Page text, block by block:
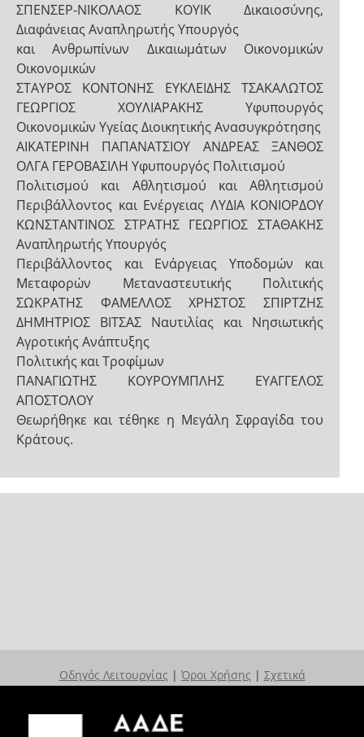
ΣΠΕΝΣΕΡ-ΝΙΚΟΛΑΟΣ ΚΟΥΙΚ Δικαιοσύνης,
Διαφάνειας Αναπληρωτής Υπουργός
και Ανθρωπίνων Δικαιωμάτων Οικονομικών
Οικονομικών
ΣΤΑΥΡΟΣ ΚΟΝΤΟΝΗΣ ΕΥΚΛΕΙΔΗΣ ΤΣΑΚΑΛΩΤΟΣ
ΓΕΩΡΓΙΟΣ ΧΟΥΛΙΑΡΑΚΗΣ Υφυπουργός
Οικονομικών Υγείας Διοικητικής Ανασυγκρότησης
ΑΙΚΑΤΕΡΙΝΗ ΠΑΠΑΝΑΤΣΙΟΥ ΑΝΔΡΕΑΣ ΞΑΝΘΟΣ
ΟΛΓΑ ΓΕΡΟΒΑΣΙΛΗ Υφυπουργός Πολιτισμού
Πολιτισμού και Αθλητισμού και Αθλητισμού
Περιβάλλοντος και Ενέργειας ΛΥΔΙΑ ΚΟΝΙΟΡΔΟΥ
ΚΩΝΣΤΑΝΤΙΝΟΣ ΣΤΡΑΤΗΣ ΓΕΩΡΓΙΟΣ ΣΤΑΘΑΚΗΣ
Αναπληρωτής Υπουργός
Περιβάλλοντος και Ενάργειας Υποδομών και
Μεταφορών Μεταναστευτικής Πολιτικής
ΣΩΚΡΑΤΗΣ ΦΑΜΕΛΛΟΣ ΧΡΗΣΤΟΣ ΣΠΙΡΤΖΗΣ
ΔΗΜΗΤΡΙΟΣ ΒΙΤΣΑΣ Ναυτιλίας και Νησιωτικής
Αγροτικής Ανάπτυξης
Πολιτικής και Τροφίμων
ΠΑΝΑΓΙΩΤΗΣ ΚΟΥΡΟΥΜΠΛΗΣ ΕΥΑΓΓΕΛΟΣ
ΑΠΟΣΤΟΛΟΥ
Θεωρήθηκε και τέθηκε η Μεγάλη Σφραγίδα του
Κράτους.
Οδηγός Λειτουργίας | Όροι Χρήσης | Σχετικά